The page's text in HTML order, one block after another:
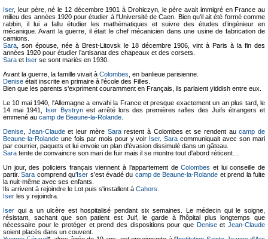
Iser, leur père, né le 12 décembre 1901 à Drohiczyn, le père avait immigré en France au
milieu des années 1920 pour étudier à l'Université de Caen. Bien qu'il ait été formé comme
rabbin, il lui a fallu étudier les mathématiques et suivre des études d’ingénieur en
mécanique. Avant la guerre, il était le chef mécanicien dans une usine de fabrication de
camions.
Sara , son épouse, née à Brest-Litovsk le 18 décembre 1906, vint à Paris à la fin des
années 1920 pour étudier l’artisanat des chapeaux et des corsets.
Sara et Iser se sont mariés en 1930.
Avant la guerre, la famille vivait à Colombes , en banlieue parisienne.
Denise était inscrite en primaire à l'école des Filles.
Bien que les parents s’expriment couramment en Français, ils parlaient yiddish entre eux.
Le 10 mai 1940, l'Allemagne a envahi la France et presque exactement un an plus tard, le
14 mai 1941, Iser Bystrynest arrêté lors des premières rafles des Juifs étrangers et
emmené au camp de Beaune-la-Rolande
Denise
Jean-Claudeet leur mère Sararestent à Colombes et se rendent aucamp de
Beaune-la-Rolande une fois par mois pour y voir Iser.Sara communiquait avec son mari
par courrier, paquets et lui envoie un plan d'évasion dissimulé dans un gâteau.
Sara tente de convaincre son mari de fuir mais il se montre tout d'abord réticent…
Un jour, des policiers français viennent à l’appartement deColombes et lui conseille de
partir.Sara comprend qu’Iser s’est évadé du camp de Beaune-la-Rolande et prend la fuite
la nuit-même avec ses enfants.
Ils arrivent à rejoindre le Lot puis s'installent à Cahors
Iser les y rejoindra.
Iser qui a un ulcère est hospitalisé pendant six semaines. Le médecin qui le soigne,
résistant, sachant que son patient est Juif, le garde à l'hôpital plus longtemps que
nécessaire pour le protéger et prend des dispositions pour que DeniseetJean-Claude
soient placés dans un couvent.